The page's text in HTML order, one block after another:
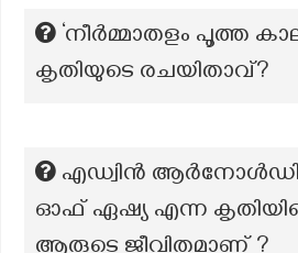
‘നീർമ്മാതളം പൂത്ത
കൃതിയുടെ രചയിതാവ്?
എഡ്വിൻ
ഓഫ് ഏഷ്യ എന്ന കൃതിയിലെ